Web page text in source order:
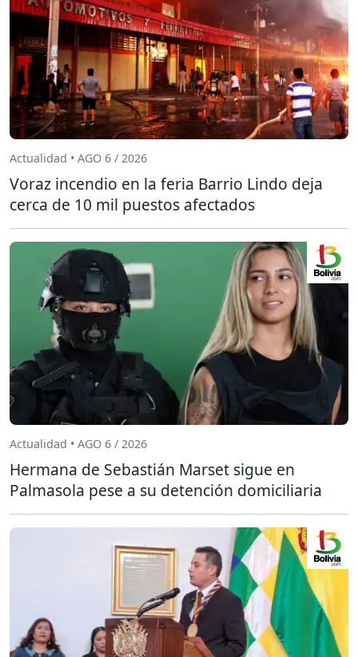
Actualidad • AGO 6 / 2026
Voraz incendio en la feria Barrio Lindo deja
cerca de 10 mil puestos afectados
Actualidad • AGO 6 / 2026
Hermana de Sebastián Marset sigue en
Palmasola pese a su detención domiciliaria